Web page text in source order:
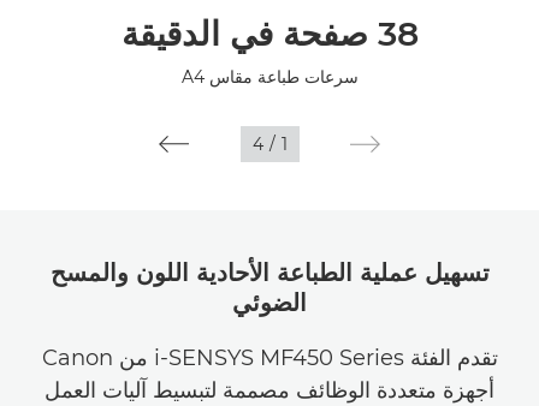
38 صفحة في الدقيقة
سرعات طباعة مقاس A4
1
/
4
تسهيل عملية الطباعة الأحادية اللون والمسح
الضوئي
تقدم الفئة i-SENSYS MF450 Series من Canon
أجهزة متعددة الوظائف مصممة لتبسيط آليات العمل